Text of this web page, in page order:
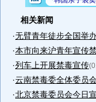
相关新闻
·无臂青年徒步全国举
·本市向来沪青年宣传
·列车上开展禁毒宣传
·云南禁毒委全体委员
·北京禁毒委员会今日